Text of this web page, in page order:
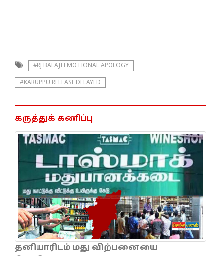
#RJ BALAJI EMOTIONAL APOLOGY
#KARUPPU RELEASE DELAYED
கருத்துக் கணிப்பு
தனியாரிடம் மது விற்பனையை